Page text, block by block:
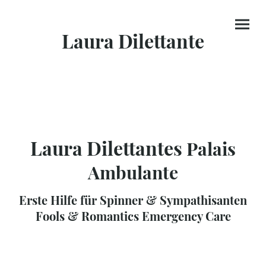
Laura Dilettante
Laura Dilettantes Palais
Ambulante
Erste Hilfe für Spinner & Sympathisanten
Fools & Romantics Emergency Care